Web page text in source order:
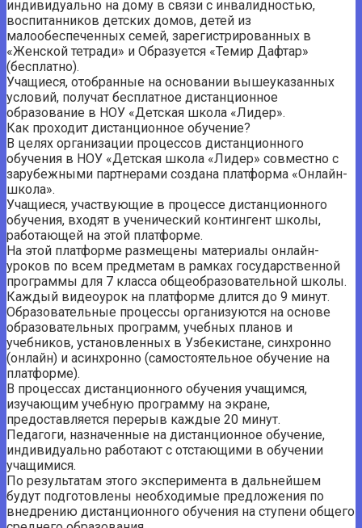
индивидуально на дому в связи с инвалидностью,
воспитанников детских домов, детей из
малообеспеченных семей, зарегистрированных в
«Женской тетради» и Образуется «Темир Дафтар»
(бесплатно).
Учащиеся, отобранные на основании вышеуказанных
условий, получат бесплатное дистанционное
образование в НОУ «Детская школа «Лидер».
Как проходит дистанционное обучение?
В целях организации процессов дистанционного
обучения в НОУ «Детская школа «Лидер» совместно с
зарубежными партнерами создана платформа «Онлайн-
школа».
Учащиеся, участвующие в процессе дистанционного
обучения, входят в ученический контингент школы,
работающей на этой платформе.
На этой платформе размещены материалы онлайн-
уроков по всем предметам в рамках государственной
программы для 7 класса общеобразовательной школы.
Каждый видеоурок на платформе длится до 9 минут.
Образовательные процессы организуются на основе
образовательных программ, учебных планов и
учебников, установленных в Узбекистане, синхронно
(онлайн) и асинхронно (самостоятельное обучение на
платформе).
В процессах дистанционного обучения учащимся,
изучающим учебную программу на экране,
предоставляется перерыв каждые 20 минут.
Педагоги, назначенные на дистанционное обучение,
индивидуально работают с отстающими в обучении
учащимися.
По результатам этого эксперимента в дальнейшем
будут подготовлены необходимые предложения по
внедрению дистанционного обучения на ступени общего